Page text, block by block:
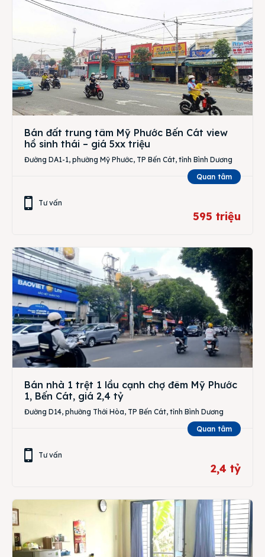
Bán đất trung tâm Mỹ Phước Bến Cát view
hồ sinh thái – giá 5xx triệu
Đường DA1-1, phường Mỹ Phước, TP Bến Cát, tỉnh Bình Dương
Quan tâm
Tư vấn
595 triệu
Bán nhà 1 trệt 1 lầu cạnh chợ đêm Mỹ Phước
1, Bến Cát, giá 2,4 tỷ
Đường D14, phường Thới Hòa, TP Bến Cát, tỉnh Bình Dương
Quan tâm
Tư vấn
2,4 tỷ